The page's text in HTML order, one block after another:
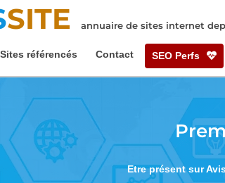
SITE annuaire de sites internet
Sites référencés Contact SEO Perfs
Etre présent sur